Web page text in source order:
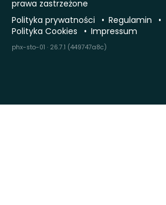
prawa zastrzeżone
Polityka prywatności
Regulamin
Polityka Cookies
Impressum
phx-sto-01 · 26.7.1 (449747a8c)